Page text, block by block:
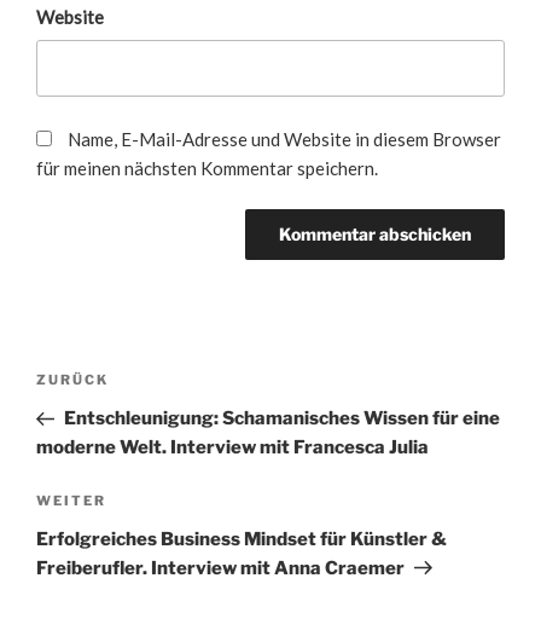
Website
Name, E-Mail-Adresse und Website in diesem Browser
für meinen nächsten Kommentar speichern.
Beitragsnavigation
Vorheriger
Beitrag
ZURÜCK
Entschleunigung: Schamanisches Wissen für eine
moderne Welt. Interview mit Francesca Julia
Nächster
Beitrag
WEITER
Erfolgreiches Business Mindset für Künstler &
Freiberufler. Interview mit Anna Craemer